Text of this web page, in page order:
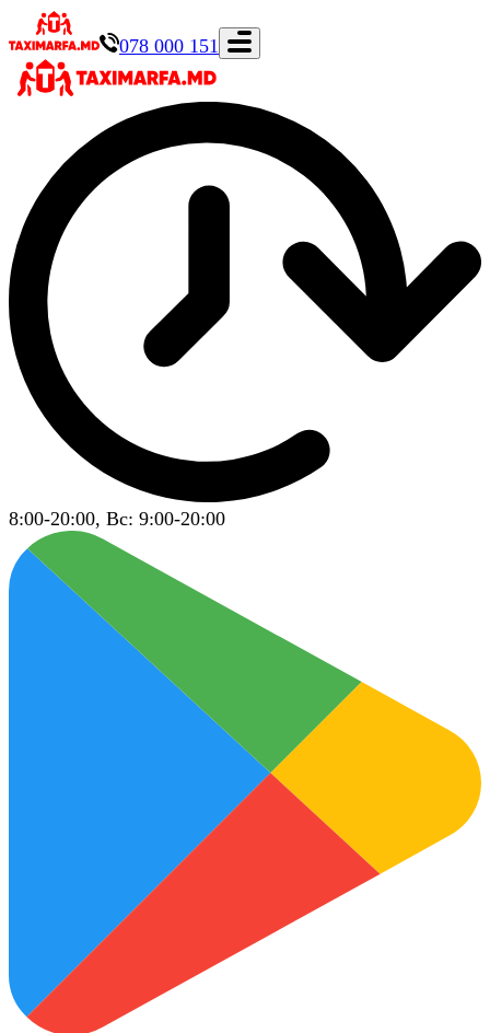
078 000 151
8:00-20:00, Вс: 9:00-20:00